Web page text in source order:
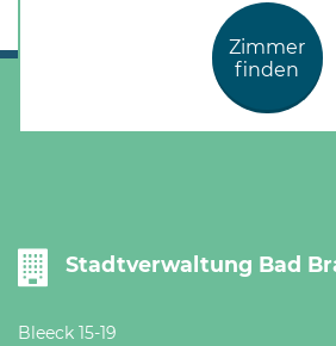
Zimmer
finden
Stadtverwaltung Bad
Bleeck 15-19